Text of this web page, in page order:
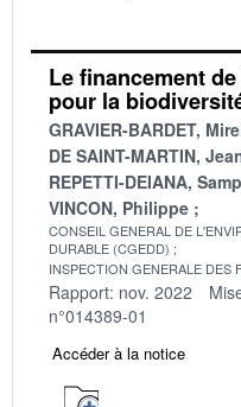
Le financement
pour la
GRAVIER-BARDET,
DE SAINT-MARTIN,
REPETTI-DEIANA,
VINCON, Philippe
CONSEIL GENERAL DE
DURABLE (CGEDD)
INSPECTION GENERALE DES
Rapport: nov. 2022
n°014389-01
Accéder à la notice